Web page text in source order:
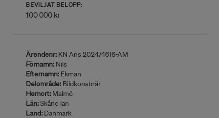
BEVILJAT BELOPP:
100 000 kr
Ärendenr: KN Ans 2024/4616-AM
Förnamn: Nils
Efternamn: Ekman
Delområde: Bildkonstnär
Hemort: Malmö
Län:Skåne län
Land: Danmark